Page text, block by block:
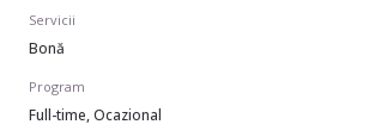
Servicii
Bonă
Program
Full-time, Ocazional